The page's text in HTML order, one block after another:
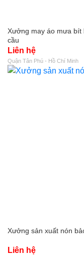
Xưởng may áo mưa bít
cầu
Liên hệ
Quận Tân Phú - Hồ Chí Minh
Xưởng sản xuất nón
Liên hệ